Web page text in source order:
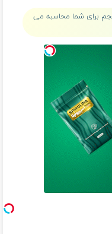
برای شما محاسبه می